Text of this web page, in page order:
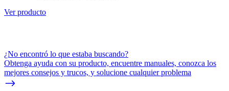
Ver producto
¿No encontró lo que estaba buscando?
Obtenga ayuda con su producto, encuentre manuales, conozca los
mejores consejos y trucos, y solucione cualquier problema